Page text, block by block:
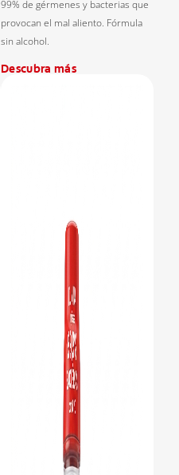
99% de gérmenes y bacterias que
provocan el mal aliento. Fórmula
sin alcohol.
Descubra más